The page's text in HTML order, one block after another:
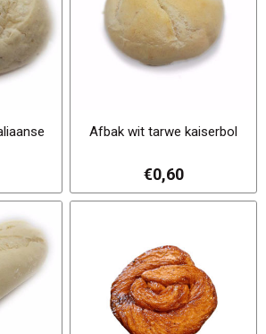
Afbak wit tarwe kaiserbol
€0,60